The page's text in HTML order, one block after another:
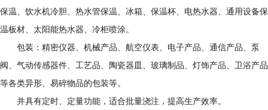
保温、饮水机冷胆、热水管保温、冰箱、保温杯、电热水器、通用设备保
温板材、太阳能热水器、冷柜喷涂。
包装：精密仪器、机械产品、航空仪表、电子产品、通信产品、泵
阀、气动传感器件、工艺品、陶瓷器皿、玻璃制品、灯饰产品、卫浴产品
等各类异形、易碎物品的包装等。
并具有定时、定量功能，适合批量浇注，提高生产效率。